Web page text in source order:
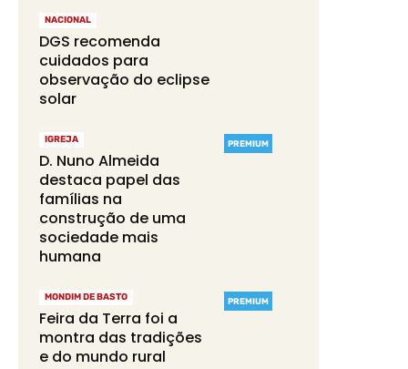
NACIONAL
DGS recomenda
cuidados para
observação do eclipse
solar
PREMIUM
IGREJA
D. Nuno Almeida
destaca papel das
famílias na
construção de uma
sociedade mais
humana
PREMIUM
MONDIM DE BASTO
Feira da Terra foi a
montra das tradições
e do mundo rural